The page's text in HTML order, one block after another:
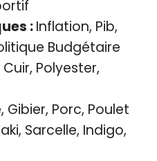
:Inflation, Pib,
Budgétaire
Cuir, Polyester,
Gibier, Porc, Poulet
Sarcelle, Indigo,